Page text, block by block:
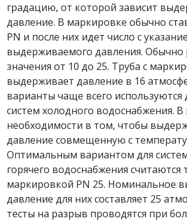
градацию, от которой зависит
давление. В маркировке обычно
PN и после них идет число с
выдерживаемого давления. Обычно
значения от 10 до 25. Труба с
выдерживает давление в 16
варианты чаще всего используются
систем холодного водоснабжения. В
необходимости в том, чтобы
давление совмещенную с
Оптимальным вариантом для
горячего водоснабжения считаются
маркировкой PN 25. Номинальное
давление для них составляет 25
тесты на разрыв проводятся при